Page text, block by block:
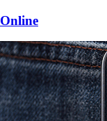
Online